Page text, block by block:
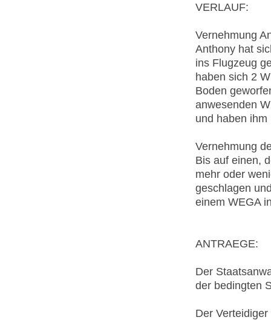
VERLAUF:
Vernehmung
Anthony hat
ins Flugzeug
haben sich 2
Boden
anwesenden
und haben
Vernehmung
Bis auf einen,
mehr oder
geschlagen
einem WEGA
ANTRAEGE:
Der
der bedingten
Der